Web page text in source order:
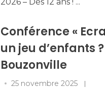
Conférence «
un jeu d’enfants ?
Bouzonville
25 novembre 2025